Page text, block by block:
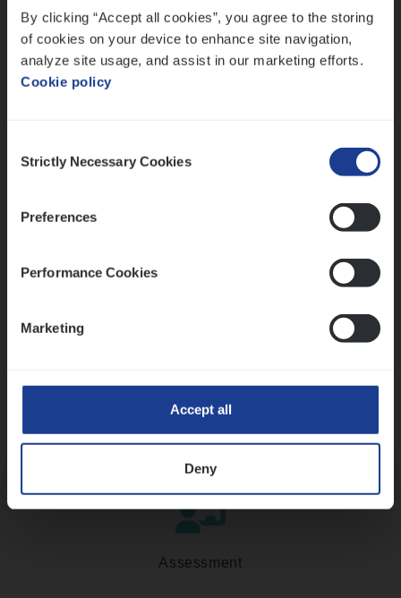
By clicking “Accept all cookies”, you agree to the storing
of cookies on your device to enhance site navigation,
analyze site usage, and assist in our marketing efforts.
Cookie policy
Selection
Strictly Necessary Cookies
Preferences
Performance Cookies
Marketing
Accept all
Deny
Meer dan collega’s: hoe Julie en Aurélie elkaar
versterken
Mathias houdt van diepgaande dossiers én droge
humor
Ons sollicitatieproces
Kennismaking met HR
Assessment